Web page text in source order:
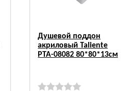
Душевой поддон
акриловый Taliente
PTA-08082 80*80*13см